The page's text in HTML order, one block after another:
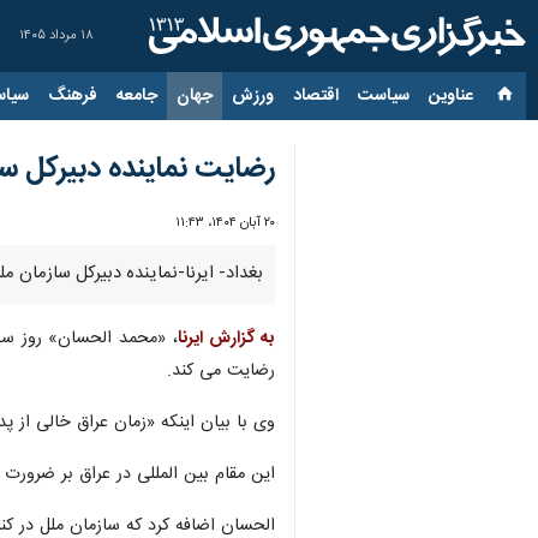
۱۸ مرداد ۱۴۰۵
عناوین‌ سیاست اقتصاد ورزش جهان جامعه فرهنگ
رضایت نماینده دبیرکل
۲۰ آبان ۱۴۰۴، ۱۱:۴۳